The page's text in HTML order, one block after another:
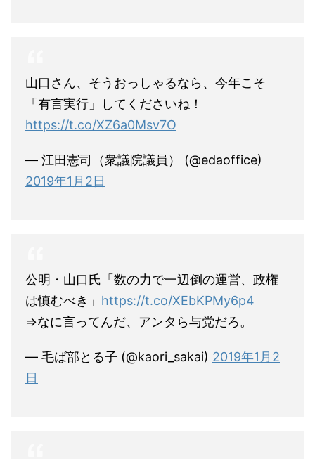
山口さん、そうおっしゃるなら、今年こそ
「有言実行」してくださいね！
https://t.co/XZ6a0Msv7O
— 江田憲司（衆議院議員） (@edaoffice)
2019年1月2日
公明・山口氏「数の力で一辺倒の運営、政権
は慎むべき」 https://t.co/XEbKPMy6p4
⇒なに言ってんだ、アンタら与党だろ。
— 毛ば部とる子 (@kaori_sakai) 2019年1月2
日